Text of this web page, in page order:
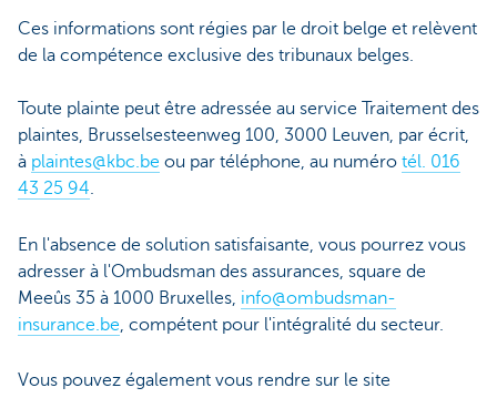
Ces informations sont régies par le droit belge et relèvent
de la compétence exclusive des tribunaux belges.
Toute plainte peut être adressée au service Traitement des
plaintes, Brusselsesteenweg 100, 3000 Leuven, par écrit,
à plaintes@kbc.be ou par téléphone, au numéro tél. 016
43 25 94.
En l'absence de solution satisfaisante, vous pourrez vous
adresser à l'Ombudsman des assurances, square de
Meeûs 35 à 1000 Bruxelles, info@ombudsman-
insurance.be, compétent pour l'intégralité du secteur.
Vous pouvez également vous rendre sur le site